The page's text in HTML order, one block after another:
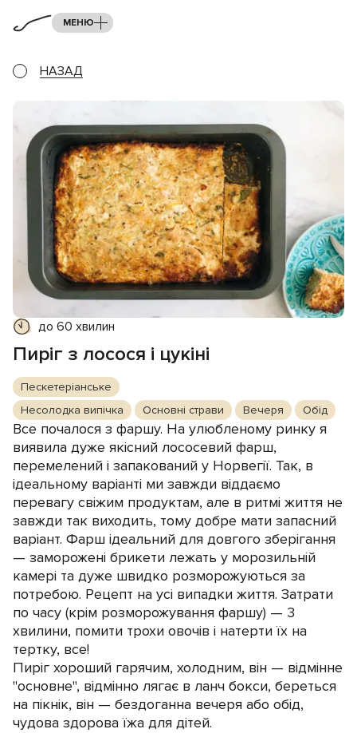
МЕНЮ
НАЗАД
до 60 хвилин
Пиріг з лосося і цукіні
Пескетеріанське
Несолодка випічка
Основні страви Вечеря Обід
Все почалося з фаршу. На улюбленому ринку я
виявила дуже якісний лососевий фарш,
перемелений і запакований у Норвегії. Так, в
ідеальному варіанті ми завжди віддаємо
перевагу свіжим продуктам, але в ритмі життя не
завжди так виходить, тому добре мати запасний
варіант. Фарш ідеальний для довгого зберігання
— заморожені брикети лежать у морозильній
камері та дуже швидко розморожуються за
потребою. Рецепт на усі випадки життя. Затрати
по часу (крім розморожування фаршу) — 3
хвилини, помити трохи овочів і натерти їх на
тертку, все!
Пиріг хороший гарячим, холодним, він — відмінне
"основне", відмінно лягає в ланч бокси, береться
на пікнік, він — бездоганна вечеря або обід,
чудова здорова їжа для дітей.